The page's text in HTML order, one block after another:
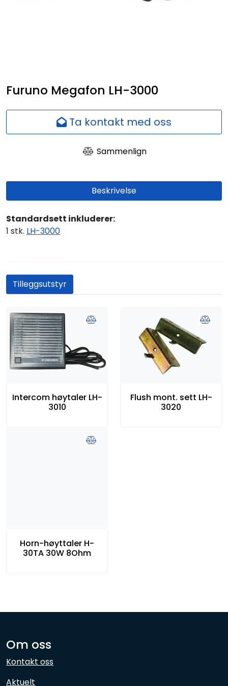
Furuno Megafon LH-3000
Ta kontakt med oss
Sammenlign
Beskrivelse
Standardsett inkluderer:
1 stk. LH-3000
Tilleggsutstyr
Intercom høytaler LH-
3010
Flush mont. sett LH-
3020
Horn-høyttaler H-
30TA 30W 8Ohm
Om oss
Kontakt oss
Aktuelt